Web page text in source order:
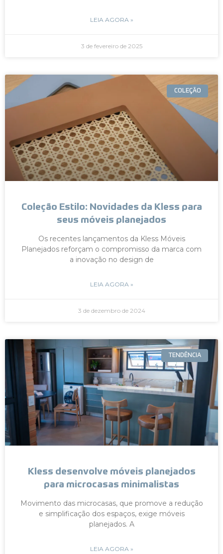
LEIA AGORA »
3 de fevereiro de 2025
COLEÇÃO
Coleção Estilo: Novidades da Kless para
seus móveis planejados
Os recentes lançamentos da Kless Móveis
Planejados reforçam o compromisso da marca com
a inovação no design de
LEIA AGORA »
3 de dezembro de 2024
TENDÊNCIA
Kless desenvolve móveis planejados
para microcasas minimalistas
Movimento das microcasas, que promove a redução
e simplificação dos espaços, exige móveis
planejados. A
LEIA AGORA »